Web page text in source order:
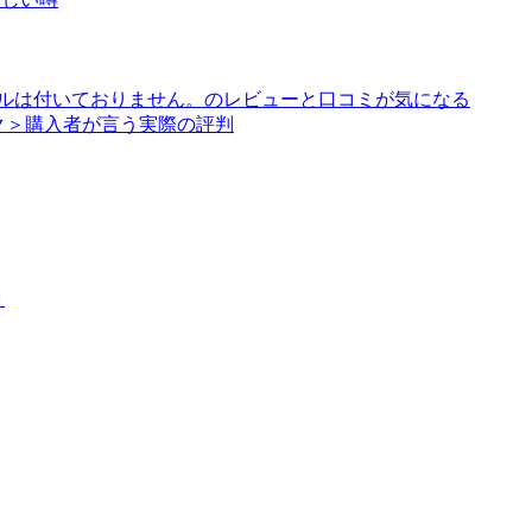
付いておりません。のレビューと口コミが気になる
購入者が言う実際の評判